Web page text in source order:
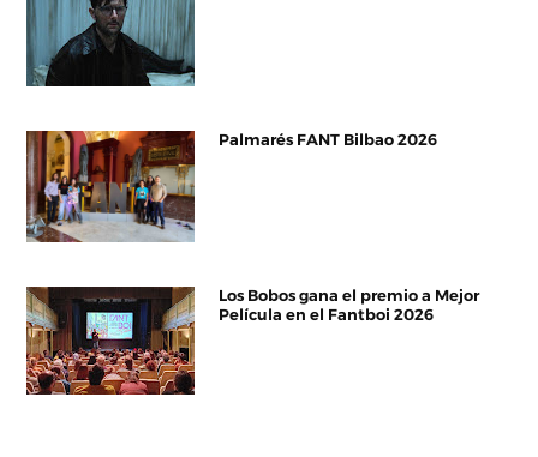
Palmarés FANT Bilbao 2026
Los Bobos gana el premio a Mejor
Película en el Fantboi 2026